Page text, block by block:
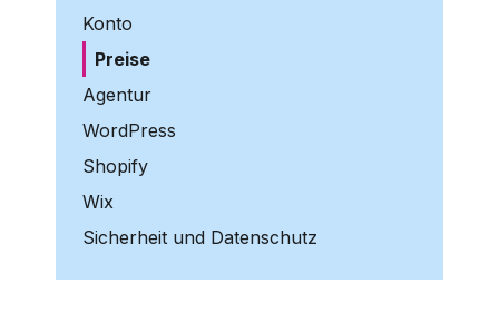
Konto
Preise
Agentur
WordPress
Shopify
Wix
Sicherheit und Datenschutz